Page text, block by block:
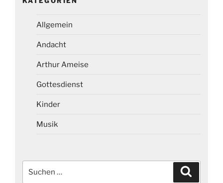
Allgemein
Andacht
Arthur Ameise
Gottesdienst
Kinder
Musik
nach: